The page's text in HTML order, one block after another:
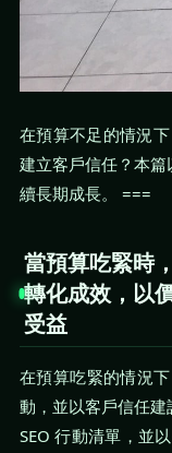
在預算不足的情況
建立客戶信任？本
續長期成長。 ===
當預算吃緊時
轉化成效，以
受益
在預算吃緊的情況
動，並以客戶信任
SEO 行動清單，並